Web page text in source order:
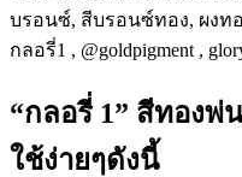
“กลอรี่ 1” สีทองพ่
ใช้ง่ายๆดังนี้